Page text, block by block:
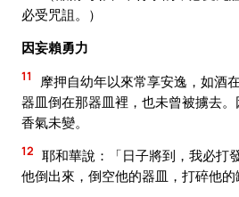
必受咒詛。）
因妄賴勇力
11
摩押自幼年以來常享安逸，如酒
器皿倒在那器皿裡，也未曾被擄去。
香氣未變。
12 耶和華說：「日子將到，我必打
他倒出來，倒空他的器皿，打碎他的